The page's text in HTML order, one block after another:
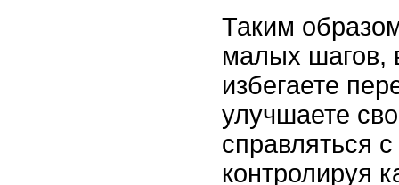
Таким
малых шагов,
избегаете
улучшаете
справляться
контролируя